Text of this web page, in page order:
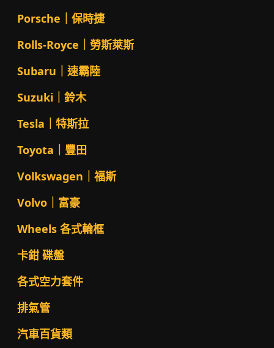
Porsche｜保時捷
Rolls-Royce｜勞斯萊斯
Subaru｜速霸陸
Suzuki｜鈴木
Tesla｜特斯拉
Toyota｜豐田
Volkswagen｜福斯
Volvo｜富豪
Wheels 各式輪框
卡鉗 碟盤
各式空力套件
排氣管
汽車百貨類